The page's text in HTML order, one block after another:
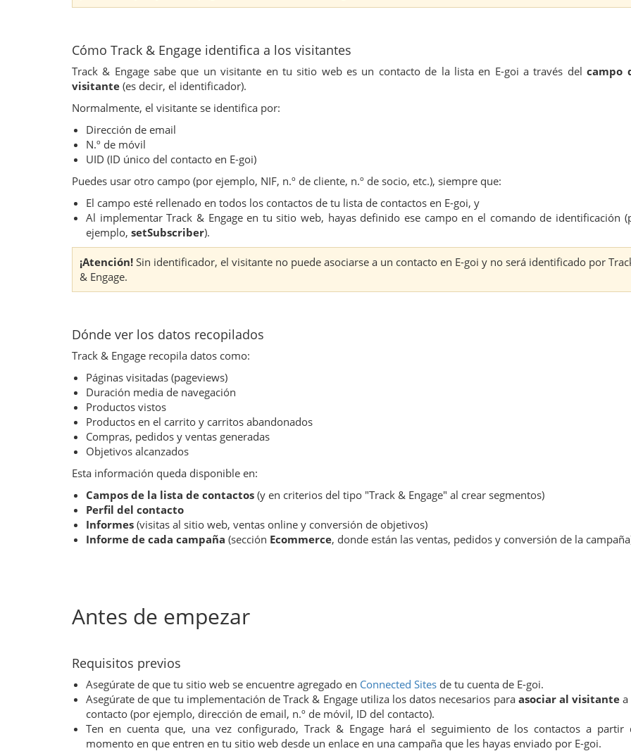
Cómo Track & Engage identifica a los visitantes
Track & Engage sabe que un visitante en tu sitio web es un contacto de la lista en E-goi a través delcampo
visitante (es decir, el identificador).
Normalmente, el visitante se identifica por:
Dirección de email
N.º de móvil
UID (ID único del contacto en E-goi)
Puedes usar otro campo (por ejemplo, NIF, n.º de cliente, n.º de socio, etc.), siempre que:
El campo esté rellenado en todos los contactos de tu lista de contactos en E-goi, y
Al implementar Track & Engage en tu sitio web, hayas definido ese campo en el comando de identificación
ejemplo, setSubscriber).
¡Atención! Sin identificador, el visitante no puede asociarse a un contacto en E-goi y no será identificado por
& Engage.
Dónde ver los datos recopilados
Track & Engage recopila datos como:
Páginas visitadas (pageviews)
Duración media de navegación
Productos vistos
Productos en el carrito y carritos abandonados
Compras, pedidos y ventas generadas
Objetivos alcanzados
Esta información queda disponible en:
Campos de la lista de contactos (y en criterios del tipo "Track & Engage" al crear segmentos)
Perfil del contacto
Informes (visitas al sitio web, ventas online y conversión de objetivos)
Informe de cada campaña (sección Ecommerce, donde están las ventas, pedidos y conversión de la
Antes de empezar
Requisitos previos
Asegúrate de que tu sitio web se encuentre agregado en Connected Sites de tu cuenta de E-goi.
Asegúrate de que tu implementación de Track & Engage utiliza los datos necesarios para asociar al visitante a
contacto (por ejemplo, dirección de email, n.º de móvil, ID del contacto).
Ten en cuenta que, una vez configurado, Track & Engage hará el seguimiento de los contactos a partir
momento en que entren en tu sitio web desde un enlace en una campaña que les hayas enviado por E-goi.